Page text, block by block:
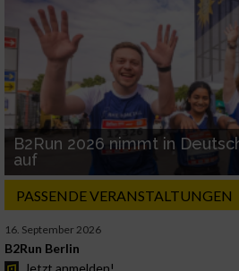
B2Run 2026 nimmt in
auf
PASSENDE VERANSTALTUNGEN
16. September 2026
B2Run Berlin